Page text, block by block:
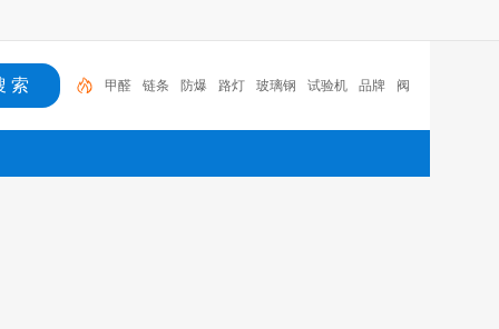
甲醛 链条 防爆 路灯 玻璃钢 试验机 品牌 阀
门 健康 食品